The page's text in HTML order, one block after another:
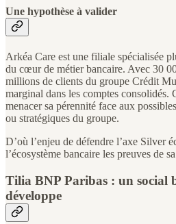
Une hypothèse à valider
Arkéa Care est une filiale spécialisée
du cœur de métier bancaire. Avec 30
millions de clients du groupe Crédit
marginal dans les comptes consolidés.
menacer sa pérennité face aux
ou stratégiques du groupe.
D’où l’enjeu de défendre l’axe Silver
l’écosystème bancaire les preuves de
Tilia BNP Paribas : un social
développe